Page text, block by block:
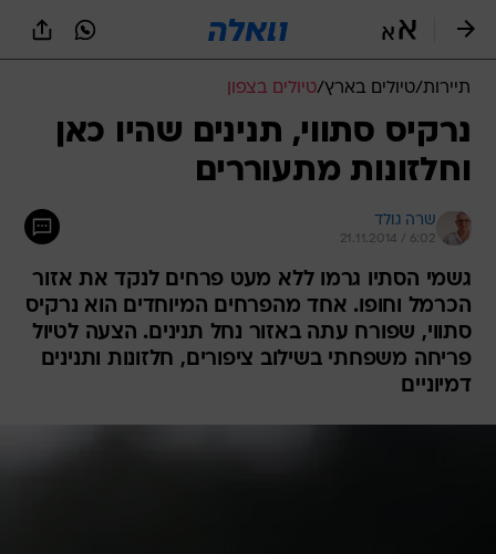
תיירות/טיולים בארץ/טיולים בצפון
נרקיס סתווי, תנינים שהיו כאן
וחלזונות מתעוררים
שרה גולד
21.11.2014 / 6:02
גשמי הסתיו גרמו ללא מעט פרחים לנקד את אזור
הכרמל וחופו. אחד מהפרחים המיוחדים הוא נרקיס
סתווי, שפורח עתה באזור נחל תנינים. הצעה לטיול
פריחה משפחתי בשילוב ציפורים, חלזונות ותנינים
דמיוניים